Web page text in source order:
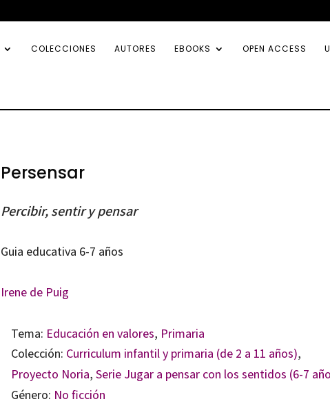
COLECCIONES AUTORES EBOOKS OPEN ACCESS
Persensar
Percibir, sentir y pensar
Guia educativa 6-7 años
Irene de Puig
Tema: Educación en valores, Primaria
Colección: Curriculum infantil y primaria (de 2 a 11 años),
Proyecto Noria, Serie Jugar a pensar con los sentidos (6-7
Género: No ficción